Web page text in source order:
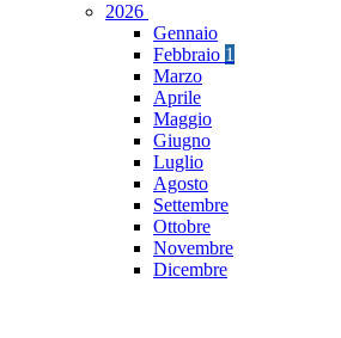
2026
Gennaio
Febbraio 1
Marzo
Aprile
Maggio
Giugno
Luglio
Agosto
Settembre
Ottobre
Novembre
Dicembre